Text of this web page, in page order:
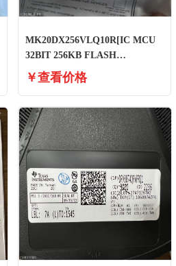
MK20DX256VLQ10R[IC MCU
32BIT 256KB FLASH
144LQFP]
￥查看价格